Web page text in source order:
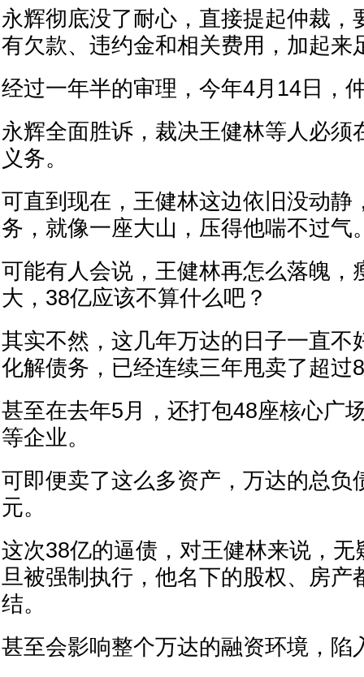
永辉彻底没了耐心，直接提起仲裁，
有欠款、违约金和相关费用，加起来
经过一年半的审理，今年4月14日，
永辉全面胜诉，裁决王健林等人必须
义务。
可直到现在，王健林这边依旧没动静
务，就像一座大山，压得他喘不过气
可能有人会说，王健林再怎么落魄，
大，38亿应该不算什么吧？
其实不然，这几年万达的日子一直不
化解债务，已经连续三年甩卖了超过
甚至在去年5月，还打包48座核心广
等企业。
可即便卖了这么多资产，万达的总负
元。
这次38亿的逼债，对王健林来说，无
旦被强制执行，他名下的股权、房产
结。
甚至会影响整个万达的融资环境，陷